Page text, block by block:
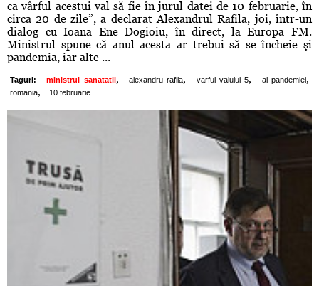
ca vârful acestui val să fie în jurul datei de 10 februarie, în
circa 20 de zile”, a declarat Alexandrul Rafila, joi, într-un
dialog cu Ioana Ene Dogioiu, în direct, la Europa FM.
Ministrul spune că anul acesta ar trebui să se încheie şi
pandemia, iar alte ...
Taguri: ministrul sanatatii, alexandru rafila, varful valului 5, al pandemiei,
romania, 10 februarie